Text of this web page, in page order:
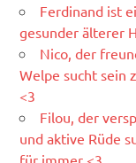
Ferdinand ist
gesunder älterer
Nico, der
Welpe sucht sein
<3
Filou, der
und aktive Rüde